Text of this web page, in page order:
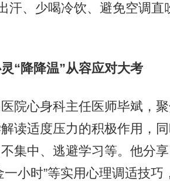
汗、少喝冷饮、避免空调
“降降温”从容应对大考
心身科主任医师毕斌，聚
读适度压力的积极作用，
集中、逃避学习等。他分享
一小时”等实用心理调适技